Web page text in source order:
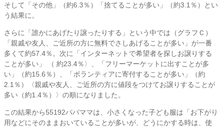
そして「その他」（約6.3％）「捨てることが多い」（約3.1％）とい
う結果に。
さらに「誰かにあげたり譲ったりする」という中では（グラフＣ）
「親戚や友人、ご近所の方に無料でさしあげることが多い」が一番
多くて約57.4％。次に「インターネットで希望者を探しお譲りする
ことが多い」 （ 約23.4％〉、「フリーマーケットに出すことが多
い」（約15.6％）、「ボランティアに寄付することが多い」（約
2.1％）〈親戚や友人、ご近所の方に値段をつけてお譲りすることが
多い（約1.4％）〉の順になりました。
この結果から55192パパママは、小さくなった子ども服は「お下がり
用などにそのままおいていることが多いが、どうにかする時は、使